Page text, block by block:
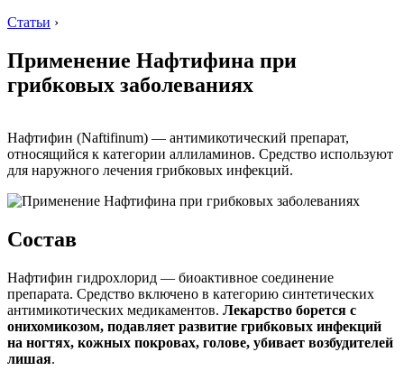
Статьи ›
Применение Нафтифина при
грибковых заболеваниях
Нафтифин (Naftifinum) — антимикотический препарат,
относящийся к категории аллиламинов. Средство используют
для наружного лечения грибковых инфекций.
Состав
Нафтифин гидрохлорид — биоактивное соединение
препарата. Средство включено в категорию синтетических
антимикотических медикаментов. Лекарство борется с
онихомикозом, подавляет развитие грибковых инфекций
на ногтях, кожных покровах, голове, убивает возбудителей
лишая.